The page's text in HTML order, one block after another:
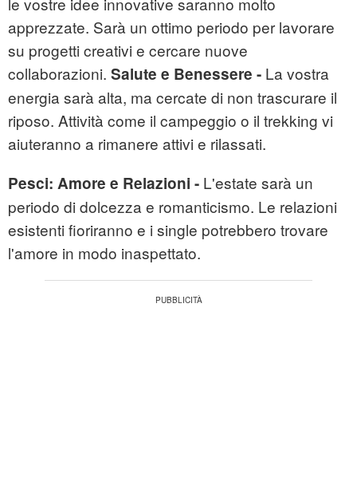
apprezzate. Sarà un ottimo periodo per lavorare
su progetti creativi e cercare nuove
collaborazioni. Salute e Benessere - La vostra
energia sarà alta, ma cercate di non trascurare il
riposo. Attività come il campeggio o il trekking vi
aiuteranno a rimanere attivi e rilassati.
Pesci: Amore e Relazioni - L'estate sarà un
periodo di dolcezza e romanticismo. Le relazioni
esistenti fioriranno e i single potrebbero trovare
l'amore in modo inaspettato.